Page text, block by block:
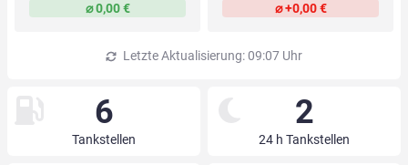
⌀ 0,00 € ⌀ +0,00 €
Letzte Aktualisierung: 09:07 Uhr
6
Tankstellen
2
24 h Tankstellen